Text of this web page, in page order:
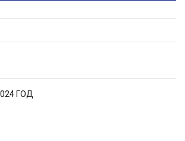
ГОД